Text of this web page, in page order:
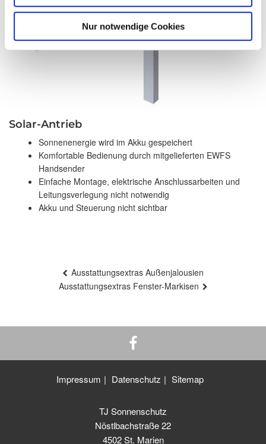
Nur notwendige Cookies
Solar-Antrieb
Sonnenenergie wird im Akku gespeichert
Komfortable Bedienung durch mitgelieferten EWFS
Handsender
Einfache Montage, elektrische Anschlussarbeiten und
Leitungsverlegung nicht notwendig
Akku und Steuerung nicht sichtbar
Ausstattungsextras Außenjalousien
Ausstattungsextras Fenster-Markisen
Impressum Datenschutz Sitemap
TJ Sonnenschutz
Nöstlbachstraße 22
4502 St. Marien